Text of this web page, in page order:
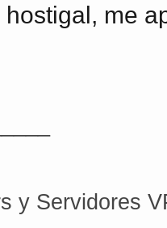
hostigal, me
y Servidores